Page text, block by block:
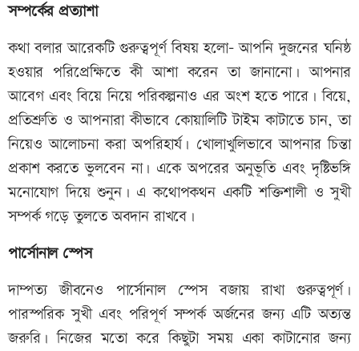
সম্পর্কের প্রত্যাশা
কথা বলার আরেকটি গুরুত্বপূর্ণ বিষয় হলো- আপনি দুজনের ঘনিষ্ঠ
হওয়ার পরিপ্রেক্ষিতে কী আশা করেন তা জানানো। আপনার
আবেগ এবং বিয়ে নিয়ে পরিকল্পনাও এর অংশ হতে পারে। বিয়ে,
প্রতিশ্রুতি ও আপনারা কীভাবে কোয়ালিটি টাইম কাটাতে চান, তা
নিয়েও আলোচনা করা অপরিহার্য। খোলাখুলিভাবে আপনার চিন্তা
প্রকাশ করতে ভুলবেন না। একে অপরের অনুভূতি এবং দৃষ্টিভঙ্গি
মনোযোগ দিয়ে শুনুন। এ কথোপকথন একটি শক্তিশালী ও সুখী
সম্পর্ক গড়ে তুলতে অবদান রাখবে।
পার্সোনাল স্পেস
দাম্পত্য জীবনেও পার্সোনাল স্পেস বজায় রাখা গুরুত্বপূর্ণ।
পারস্পরিক সুখী এবং পরিপূর্ণ সম্পর্ক অর্জনের জন্য এটি অত্যন্ত
জরুরি। নিজের মতো করে কিছুটা সময় একা কাটানোর জন্য